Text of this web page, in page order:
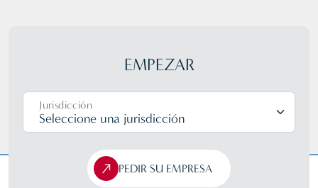
EMPEZAR
Jurisdicción
PEDIR SU EMPRESA